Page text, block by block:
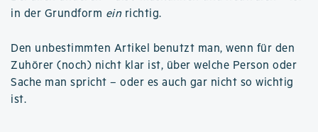
in der Grundform ein richtig.
Den unbestimmten Artikel benutzt man, wenn für den
Zuhörer (noch) nicht klar ist, über welche Person oder
Sache man spricht – oder es auch gar nicht so wichtig
ist.